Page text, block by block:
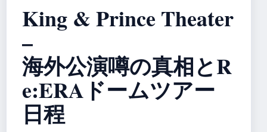
King & Prince Theater
–
海外公演噂の真相とR
e:ERAドームツアー
日程